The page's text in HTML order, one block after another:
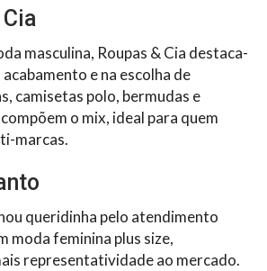
masculina, Roupas & Cia destaca-
e na escolha de
camisetas polo, bermudas e
o mix, ideal para quem
marcas.
queridinha pelo atendimento
moda feminina plus size,
representatividade ao mercado.